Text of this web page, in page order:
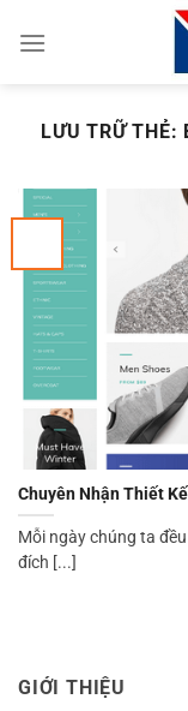
đến
LƯU TRỮ THẺ:
Chuyên Nhận Thiết
Mỗi ngày chúng ta
đích [...]
GIỚI THIỆU